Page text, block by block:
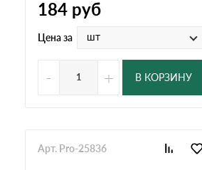
184 руб
Цена за шт
- + В КОРЗИНУ
Арт. Pro-25836